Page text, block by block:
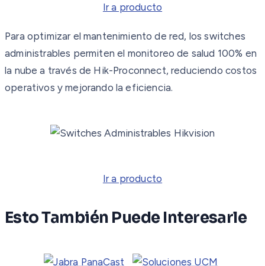
Ir a producto
Para optimizar el mantenimiento de red, los switches
administrables permiten el monitoreo de salud 100% en
la nube a través de Hik-Proconnect, reduciendo costos
operativos y mejorando la eficiencia.
Ir a producto
Esto También Puede Interesarle